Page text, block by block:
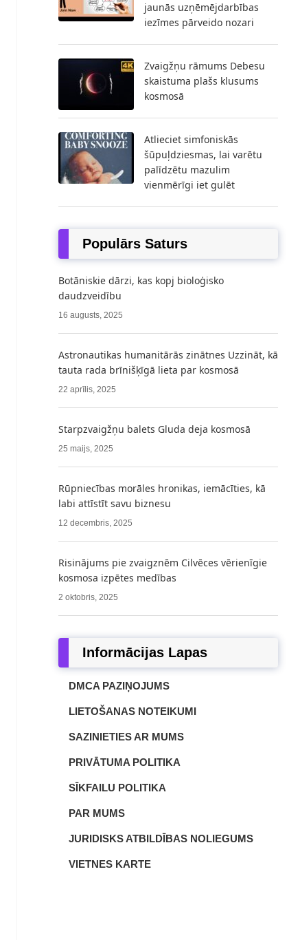
jaunās uzņēmējdarbības
iezīmes pārveido nozari
Zvaigžņu rāmums Debesu
skaistuma plašs klusums
kosmosā
Atlieciet simfoniskās
šūpuļdziesmas, lai varētu
palīdzētu mazulim
vienmērīgi iet gulēt
Populārs Saturs
Botāniskie dārzi, kas kopj bioloģisko
daudzveidību
16 augusts, 2025
Astronautikas humanitārās zinātnes Uzzināt, kā
tauta rada brīnišķīgā lieta par kosmosā
22 aprīlis, 2025
Starpzvaigžņu balets Gluda deja kosmosā
25 maijs, 2025
Rūpniecības morāles hronikas, iemācīties, kā
labi attīstīt savu biznesu
12 decembris, 2025
Risinājums pie zvaigznēm Cilvēces vērienīgie
kosmosa izpētes medības
2 oktobris, 2025
Informācijas Lapas
DMCA PAZIŅOJUMS
LIETOŠANAS NOTEIKUMI
SAZINIETIES AR MUMS
PRIVĀTUMA POLITIKA
SĪKFAILU POLITIKA
PAR MUMS
JURIDISKS ATBILDĪBAS NOLIEGUMS
VIETNES KARTE